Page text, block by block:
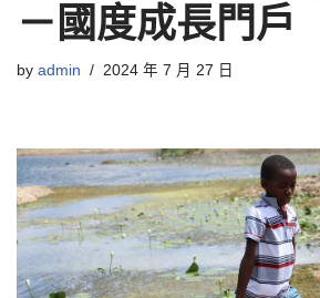
－國度成長門戶
by admin 2024 年 7 月 27 日